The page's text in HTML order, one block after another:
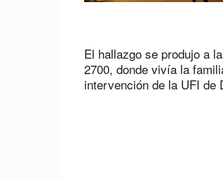
El hallazgo se produjo a
2700, donde vivía la
intervención de la UFI de